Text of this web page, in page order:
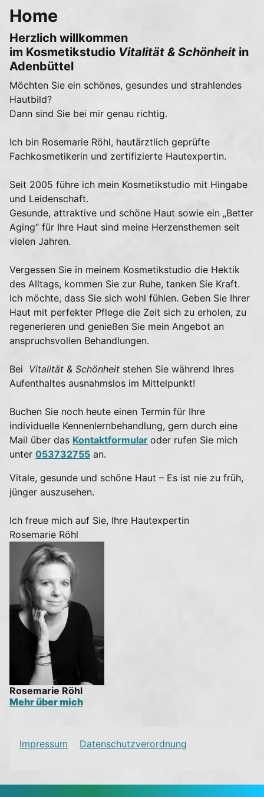
Home
Herzlich willkommen
im Kosmetikstudio Vitalität & Schönheit in
Adenbüttel
Möchten Sie ein schönes, gesundes und strahlendes
Hautbild?
Dann sind Sie bei mir genau richtig.
Ich bin Rosemarie Röhl, hautärztlich geprüfte
Fachkosmetikerin und zertifizierte Hautexpertin.
Seit 2005 führe ich mein Kosmetikstudio mit Hingabe
und Leidenschaft.
Gesunde, attraktive und schöne Haut sowie ein „Better
Aging“ für Ihre Haut sind meine Herzensthemen seit
vielen Jahren.
Vergessen Sie in meinem Kosmetikstudio die Hektik
des Alltags, kommen Sie zur Ruhe, tanken Sie Kraft.
Ich möchte, dass Sie sich wohl fühlen. Geben Sie Ihrer
Haut mit perfekter Pflege die Zeit sich zu erholen, zu
regenerieren und genießen Sie mein Angebot an
anspruchsvollen Behandlungen.
Bei Vitalität & Schönheit stehen Sie während Ihres
Aufenthaltes ausnahmslos im Mittelpunkt!
Buchen Sie noch heute einen Termin für Ihre
individuelle Kennenlernbehandlung, gern durch eine
Mail über das Kontaktformular oder rufen Sie mich
unter 053732755 an.
Vitale, gesunde und schöne Haut – Es ist nie zu früh,
jünger auszusehen.
Ich freue mich auf Sie, Ihre Hautexpertin
Rosemarie Röhl
Rosemarie Röhl
Mehr über mich
Impressum Datenschutzverordnung